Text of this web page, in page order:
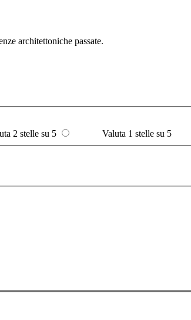
architettoniche passate.
2 stelle su 5 Valuta 1 stelle su 5